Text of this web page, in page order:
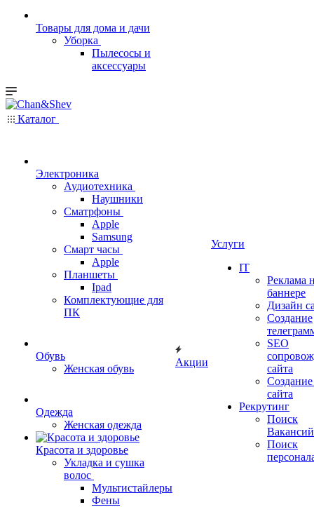
Товары для дома и дачи
Уборка
Пылесосы и
аксессуары
Каталог
Электроника
Аудиотехника
Наушники
Сматрфоны
Apple
Samsung
Смарт часы
Apple
Планшеты
Ipad
Комплектующие для
ПК
Обувь
Женская обувь
Одежда
Женская одежда
Красота и здоровье
Укладка и сушка
волос
Мультистайлеры
Фены
Акции
Услуги
IT
Реклама
баннере
Дизайн
Создание
SEO
сайта
сайта
Рекрутинг
Поиск
Вакансий
Поиск